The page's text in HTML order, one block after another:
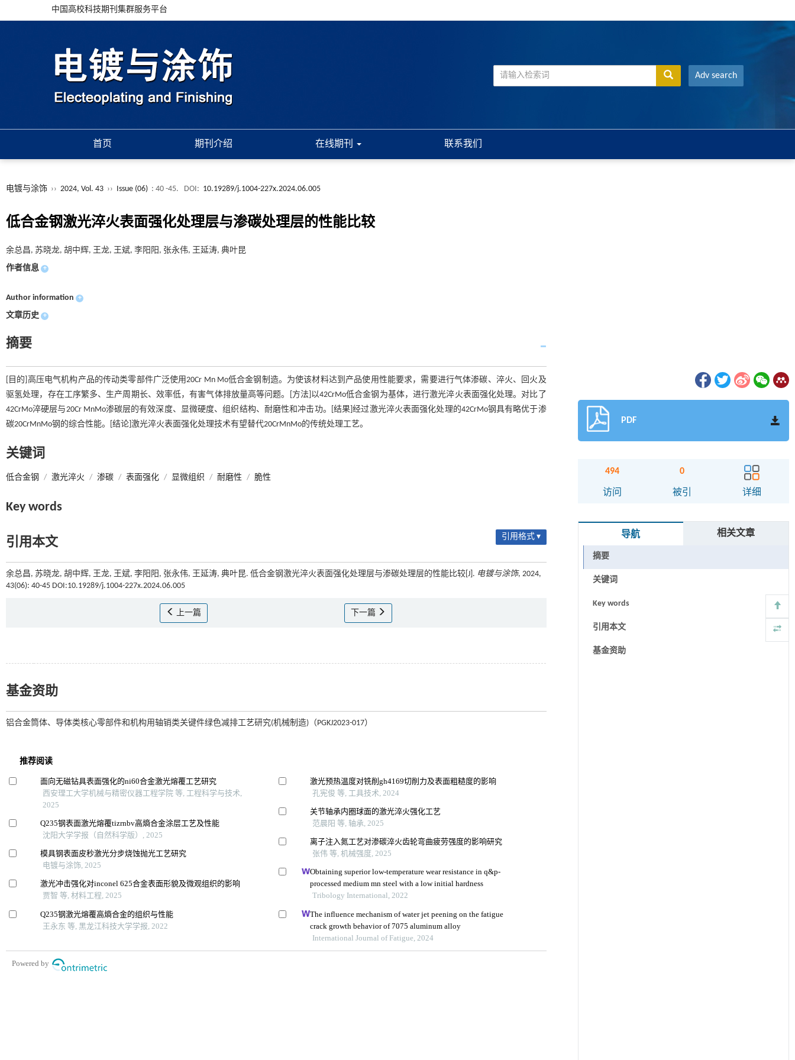
中国高校科技期刊集群服务平台
Adv search
首页 期刊介绍 在线期刊 联系我们
电镀与涂饰 ›› 2024, Vol. 43 ›› Issue (06) : 40 -45. DOI: 10.19289/j.1004-227x.2024.06.005
低合金钢激光淬火表面强化处理层与渗碳处理层的性能比较
余总昌, 苏晓龙, 胡中辉, 王龙, 王斌, 李阳阳, 张永伟, 王延涛, 典叶昆
作者信息 +
Author information +
文章历史 +
摘要
[目的]高压电气机构产品的传动类零部件广泛使用20Cr Mn Mo低合金钢制造。为使该材料达到产品使用性能要求，需要进行气体渗碳、淬火、回火及
驱氢处理，存在工序繁多、生产周期长、效率低，有害气体排放量高等问题。[方法]以42CrMo低合金钢为基体，进行激光淬火表面强化处理。对比了
42CrMo淬硬层与20Cr MnMo渗碳层的有效深度、显微硬度、组织结构、耐磨性和冲击功。[结果]经过激光淬火表面强化处理的42CrMo钢具有略优于渗
碳20CrMnMo钢的综合性能。[结论]激光淬火表面强化处理技术有望替代20CrMnMo的传统处理工艺。
关键词
低合金钢 / 激光淬火 / 渗碳 / 表面强化 / 显微组织 / 耐磨性 / 脆性
Key words
引用本文 引用格式 ▾
余总昌, 苏晓龙, 胡中辉, 王龙, 王斌, 李阳阳, 张永伟, 王延涛, 典叶昆. 低合金钢激光淬火表面强化处理层与渗碳处理层的性能比较[J]. 电镀与涂饰, 2024,
43(06): 40-45 DOI:10.19289/j.1004-227x.2024.06.005
上一篇 下一篇
基金资助
铝合金筒体、导体类核心零部件和机构用轴销类关键件绿色减排工艺研究(机械制造)（PGKJ2023-017）
PDF
494
访问
0
被引 详细
导航 相关文章
摘要
关键词
Key words
引用本文
基金资助